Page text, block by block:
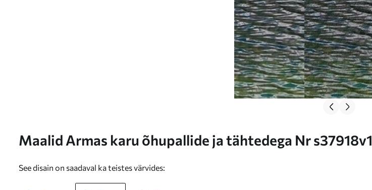
Maalid Armas karu õhupallide ja tähtedega Nr s37918v1
See disain on saadaval ka teistes värvides: